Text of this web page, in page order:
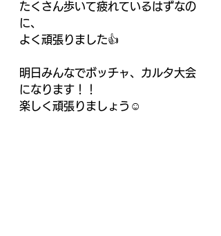
たくさん歩いて疲れているはずなの
に、
よく頑張りました👍
明日みんなでボッチャ、カルタ大会
になります！！
楽しく頑張りましょう☺️